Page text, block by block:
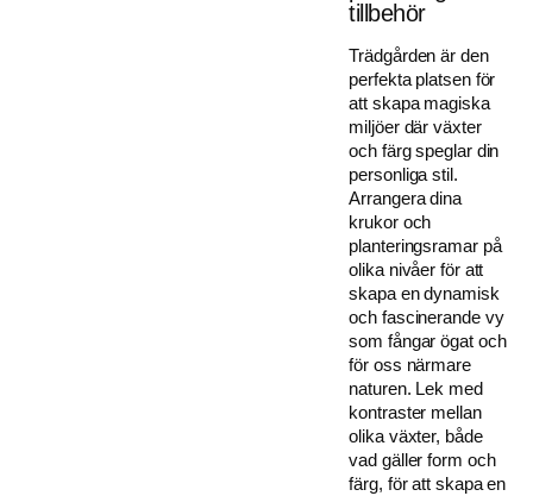
tillbehör
Trädgården är den
perfekta platsen för
att skapa magiska
miljöer där växter
och färg speglar din
personliga stil.
Arrangera dina
krukor och
planteringsramar på
olika nivåer för att
skapa en dynamisk
och fascinerande vy
som fångar ögat och
för oss närmare
naturen. Lek med
kontraster mellan
olika växter, både
vad gäller form och
färg, för att skapa en